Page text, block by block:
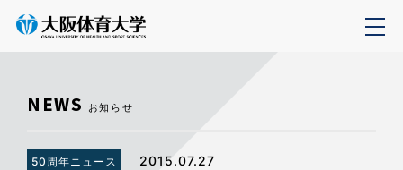
NEWS お知らせ
50周年ニュース 2015.07.27